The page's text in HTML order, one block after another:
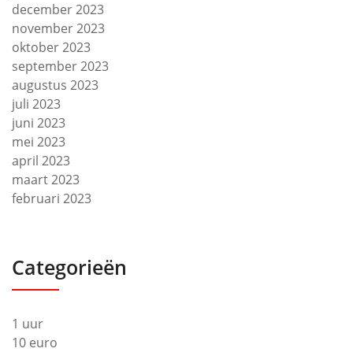
december 2023
november 2023
oktober 2023
september 2023
augustus 2023
juli 2023
juni 2023
mei 2023
april 2023
maart 2023
februari 2023
Categorieën
1 uur
10 euro